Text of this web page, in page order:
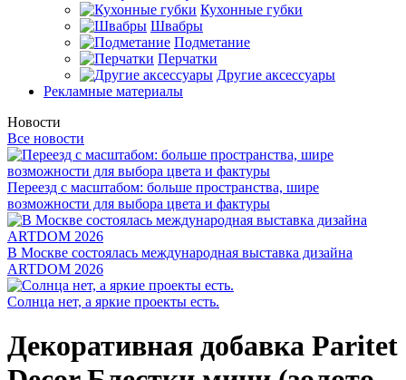
Кухонные губки
Швабры
Подметание
Перчатки
Другие аксессуары
Рекламные материалы
Новости
Все новости
Переезд с масштабом: больше пространства, шире
возможности для выбора цвета и фактуры
В Москве состоялась международная выставка дизайна
ARTDOM 2026
Солнца нет, а яркие проекты есть.
Декоративная добавка Paritet